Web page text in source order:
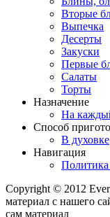
Вторые
Выпечка
Десерты
Закуски
Первые
Салаты
Торты
Назначение
На
Способ
В духовке
Навигация
Политика
Copyright © 2012
материал с нашего
сам материал